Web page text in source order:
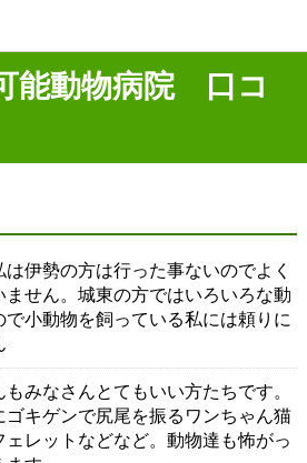
能動物病院 口コ
は伊勢の方は行った事ないのでよく
せん。城東の方ではいろいろな動
小動物を飼っている私には頼りに
みなさんとてもいい方たちです。
キゲンで尻尾を振るワンちゃん猫
レットなどなど。動物達も怖がっ